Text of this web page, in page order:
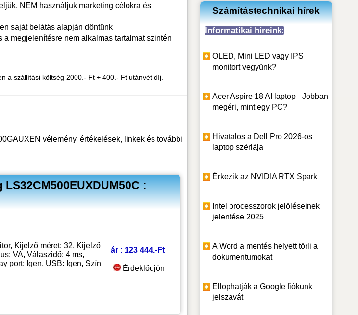
NEM használjuk marketing célokra és
saját belátás alapján döntünk
megjelenítésre nem alkalmas tartalmat szintén
a szállítási költség 2000.- Ft + 400.- Ft utánvét díj.
vélemény, értékelések, linkekés további
:
Kijelző méret: 32, Kijelző
VA, Válaszidő: 4 ms,
port: Igen, USB: Igen, Szín:
ár : 123 444.-Ft
Érdeklődjön
Számítástechnikai hírek
Informatikai híreink:
OLED, Mini LED vagy IPS
monitort vegyünk?
Acer Aspire 18 AI laptop - Jobban
megéri, mint egy PC?
Hivatalos a Dell Pro 2026-os
laptop szériája
Érkezik az NVIDIA RTX Spark
Intel processzorok jelöléseinek
jelentése 2025
A Word a mentés helyett törli a
dokumentumokat
Ellophatják a Google fiókunk
jelszavát